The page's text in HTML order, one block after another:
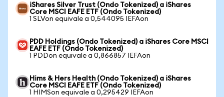
iShares Silver Trust (Ondo Tokenized) a iShares
Core MSCI EAFE ETF (Ondo Tokenized)
1 SLVon equivale a 0,544095 IEFAon
PDD Holdings (Ondo Tokenized) a iShares Core MSCI
EAFE ETF (Ondo Tokenized)
1 PDDon equivale a 0,866857 IEFAon
Hims & Hers Health (Ondo Tokenized) a iShares
Core MSCI EAFE ETF (Ondo Tokenized)
1 HIMSon equivale a 0,295429 IEFAon